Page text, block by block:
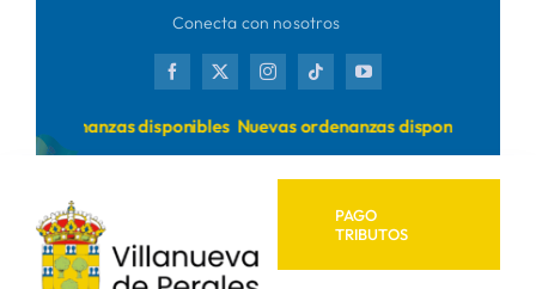
Conecta con nosotros
ordenanzas disponibles Nuevas ordenanzas disponibles
PAGO
TRIBUTOS